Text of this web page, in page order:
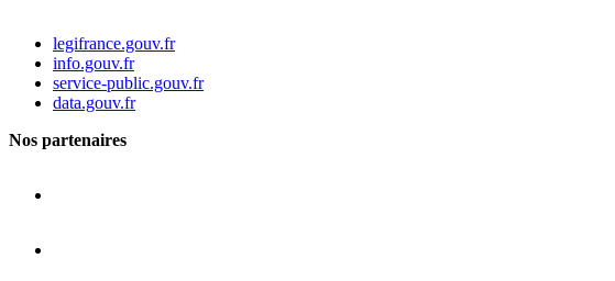
legifrance.gouv.fr
info.gouv.fr
service-public.gouv.fr
data.gouv.fr
Nos partenaires